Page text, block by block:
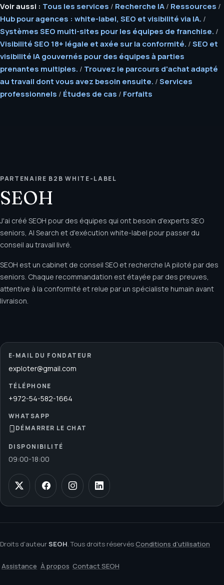
Voir aussi : Tous les services / Recherche IA / Ressources /
Hub pour agences : white-label, SEO et visibilité via IA. /
Systèmes SEO multi-sites pour les équipes de franchise. /
Visibilité SEO 18+ légale et axée sur la conformité. / SEO et
visibilité IA gouvernés pour des équipes à parties
prenantes multiples. / Trouvez le parcours d'achat adapté
au travail dont vous avez besoin ensuite. / Services
professionnels / Études de cas / Forfaits
PARTENAIRE B2B WHITE-LABEL
SEOH
J'ai créé SEOH pour des équipes qui ont besoin d'experts SEO
seniors, AI Search et d'exécution white-label pour passer du
conseil au travail livré.
SEOH est un cabinet de conseil SEO et recherche IA piloté par des
seniors. Chaque recommandation est étayée par des preuves,
attentive à la conformité et relue par un spécialiste humain avant
livraison.
E‑MAIL DU FONDATEUR
exploter@gmail.com
TÉLÉPHONE
+972-54-582-1664
WHATSAPP
DÉMARRER LE CHAT
DISPONIBILITÉ
09:00-18:00
Droits d'auteurSEOH. Tous droits réservésConditions d’utilisation
Assistance À propos Contact SEOH